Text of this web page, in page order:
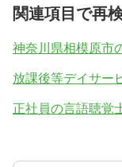
関連項目で再
神奈川県相模原市
放課後等デイサー
正社員の言語聴覚